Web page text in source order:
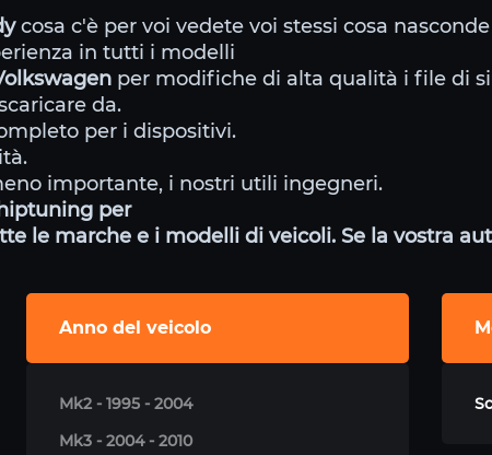
cosa c'è per voi vedete voi stessi cosa nasconde
in tutti i modelli
per modifiche di alta qualità i file di
da.
per i dispositivi.
importante, i nostri utili ingegneri.
per
le marche e i modelli di veicoli. Se la vostra
Anno del veicolo
Mk2 - 1995 - 2004
Mk3 - 2004 - 2010